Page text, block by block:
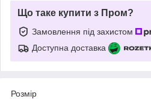
Що таке купити з Пром?
Замовлення під захистом
Доступна доставка
Розмір